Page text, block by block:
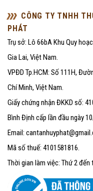
CÔNG TY TNHH
PHÁT
Trụ sở: Lô 66bA Khu Quy
Gia Lai, Việt Nam.
VPĐD Tp.HCM: Số 111H,
Chí Minh, Việt Nam.
Giấy chứng nhận ĐKKD số:
Bình Định cấp lần đầu ngày
Email:
Mã số thuế: 4101581816.
Thời gian làm việc: Thứ 2